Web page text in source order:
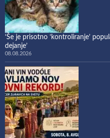
‘Še je prisotno ‘kontroliranje’
dejanje’
08.08.2026